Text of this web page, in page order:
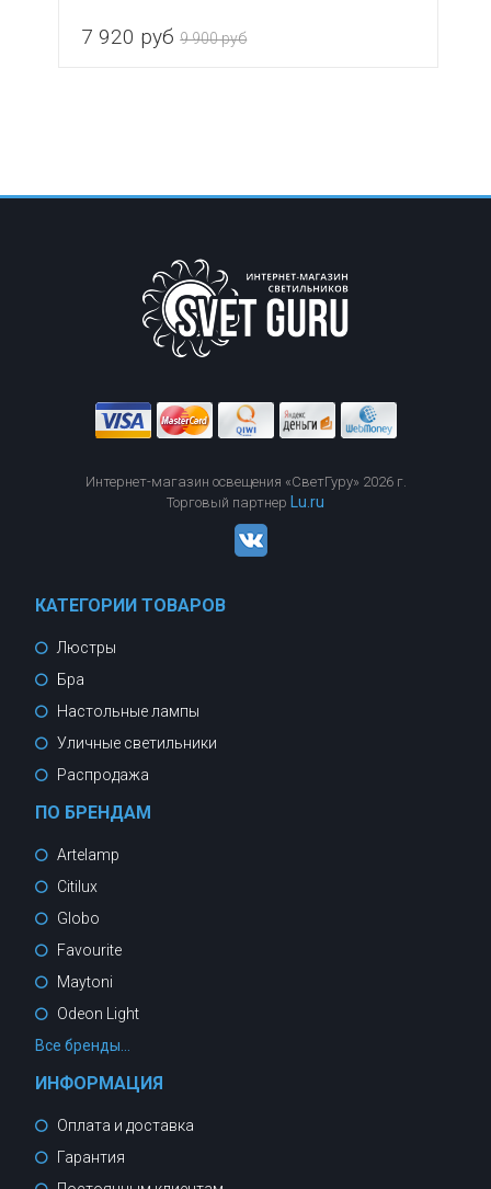
7 920 руб 9 900 руб
Интернет-магазин освещения «СветГуру» 2026 г.
Торговый партнер Lu.ru
КАТЕГОРИИ ТОВАРОВ
Люстры
Бра
Настольные лампы
Уличные светильники
Распродажа
ПО БРЕНДАМ
Artelamp
Citilux
Globo
Favourite
Maytoni
Odeon Light
Все бренды...
ИНФОРМАЦИЯ
Оплата и доставка
Гарантия